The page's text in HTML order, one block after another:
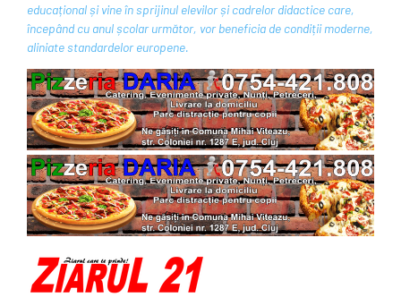
educațional și vine în sprijinul elevilor și cadrelor didactice care,
începând cu anul școlar următor, vor beneficia de condiții moderne,
aliniate standardelor europene.